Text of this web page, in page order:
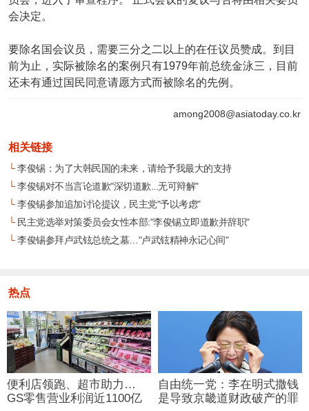
会决定。
要除名国会议员，需要三分之二以上的在任议员赞成。到目
前为止，实际被除名的案例只有1979年前总统金泳三，目前
还未有通过国民同意请愿方式而被除名的先例。
among2008@asiatoday.co.kr
相关链接
└李俊锡：为了大韩民国的未来，请给予我最大的支持
└李俊锡对不当言论道歉"深切道歉...无可辩解"
└李俊锡参加追加讨论提议，民主党"予以考虑"
└民主党选举对策委员会女性本部:"李俊锡立即道歉并辞职"
└李俊锡参拜卢武铉总统之墓…"卢武铉精神永记心间"
热点
便利店领跑、超市助力…
GS零售营业利润近1100亿
自由统一党：李在明式撒钱
是导致京畿道财政破产的罪